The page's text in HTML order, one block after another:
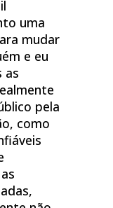
uma
mudar
e eu
as
pela
como